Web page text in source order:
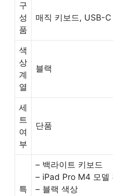
구
성
품
매직 키보드, USB-
색
상
계
열
블랙
세
트
여
부
단품
특
– 백라이트 키보드
– iPad Pro M4 모델
– 블랙 색상